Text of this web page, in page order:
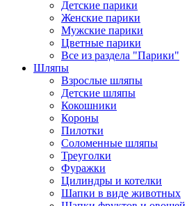
Детские парики
Женские парики
Мужские парики
Цветные парики
Все из раздела "Парики"
Шляпы
Взрослые шляпы
Детские шляпы
Кокошники
Короны
Пилотки
Соломенные шляпы
Треуголки
Фуражки
Цилиндры и котелки
Шапки в виде животных